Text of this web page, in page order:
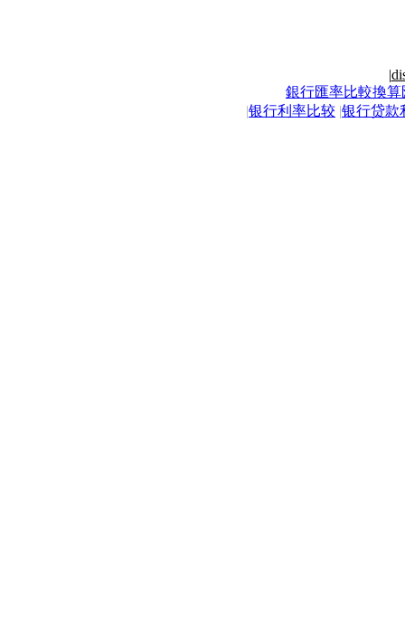
|
銀行匯率比較換算
|银行利率比较 |银行贷款